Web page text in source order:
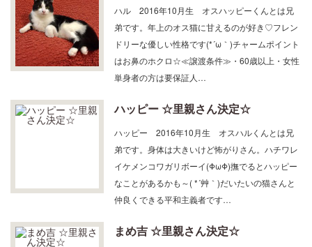
弟です。年上のオス猫に甘えるのが好き♡フレン
ドリーな優しい性格です(*´ω｀)チャームポイント
はお鼻のホクロ☆≪譲渡条件≫・60歳以上・女性
単身者の方は要保証人…
ハッピー 2016年10月生 オスハルくんとは兄
弟です。身体は大きいけど怖がりさん。ハチワレ
イケメンコワガリボーイ(ΦωΦ)撫でるとハッピー
なことがあるかも～( *´艸｀)だいたいの猫さんと
仲良くできる平和主義者です…
まめ吉 2017年6月生 オスちょっぴり怖がりで